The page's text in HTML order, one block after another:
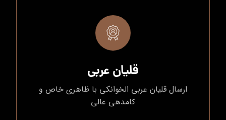
قلیان عربی
ارسال قلیان عربی الخوانکی با ظاهری خاص و
کامدهی عالی